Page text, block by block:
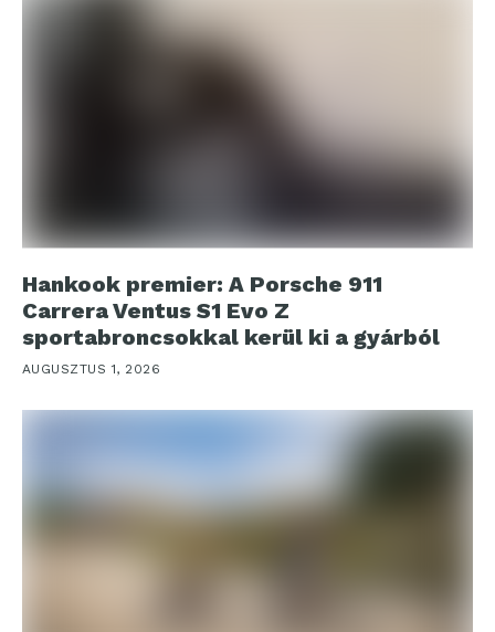
Hankook premier: A Porsche 911
Carrera Ventus S1 Evo Z
sportabroncsokkal kerül ki a gyárból
AUGUSZTUS 1, 2026